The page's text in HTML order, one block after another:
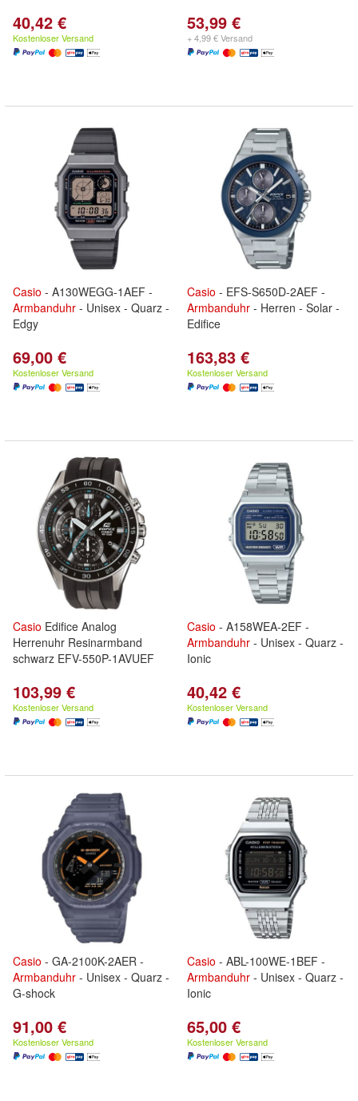
40,42 €
Kostenloser Versand
53,99 €
+ 4,99 € Versand
Casio - A130WEGG-1AEF -
Armbanduhr - Unisex - Quarz -
Edgy
69,00 €
Kostenloser Versand
Casio - EFS-S650D-2AEF -
Armbanduhr - Herren - Solar -
Edifice
163,83 €
Kostenloser Versand
Casio Edifice Analog
Herrenuhr Resinarmband
schwarz EFV-550P-1AVUEF
103,99 €
Kostenloser Versand
Casio - A158WEA-2EF -
Armbanduhr - Unisex - Quarz -
Ionic
40,42 €
Kostenloser Versand
Casio - GA-2100K-2AER -
Armbanduhr - Unisex - Quarz -
G-shock
91,00 €
Kostenloser Versand
Casio - ABL-100WE-1BEF -
Armbanduhr - Unisex - Quarz -
Ionic
65,00 €
Kostenloser Versand